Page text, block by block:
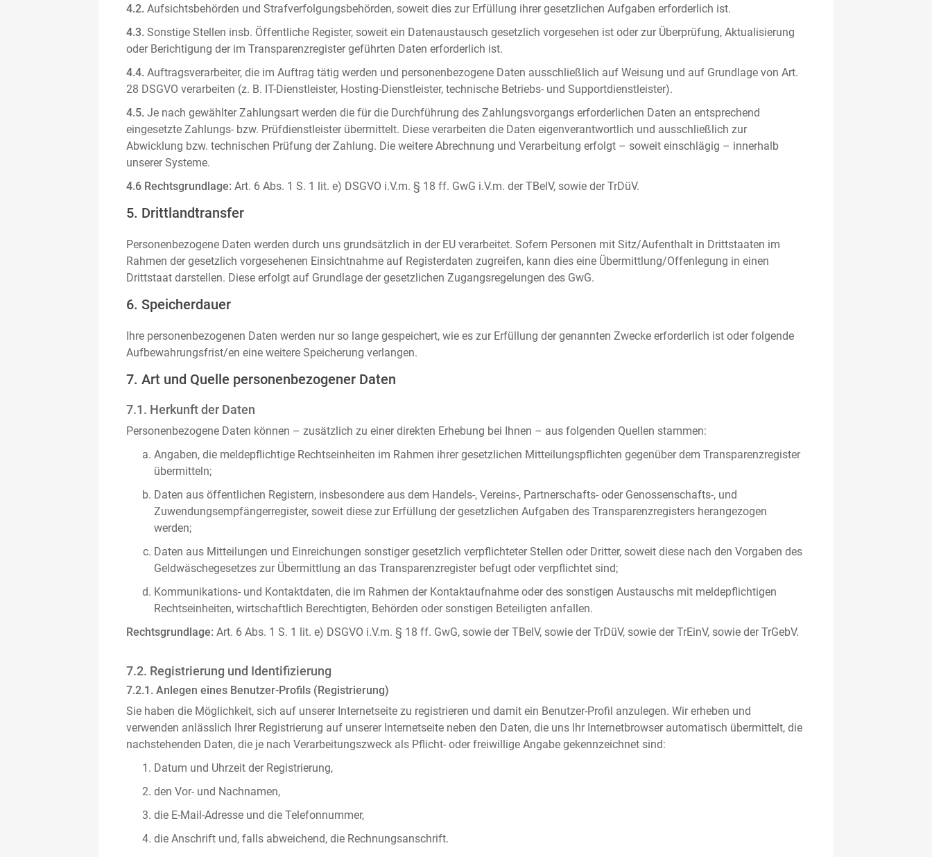
4.2. Aufsichtsbehörden und Strafverfolgungsbehörden, soweit dies zur Erfüllung ihrer gesetzlichen Aufgaben erforderlich ist.
4.3. Sonstige Stellen insb. Öffentliche Register, soweit ein Datenaustausch gesetzlich vorgesehen ist oder zur Überprüfung, Aktualisierung
oder Berichtigung der im Transparenzregister geführten Daten erforderlich ist.
4.4. Auftragsverarbeiter, die im Auftrag tätig werden und personenbezogene Daten ausschließlich auf Weisung und auf Grundlage von Art.
28 DSGVO verarbeiten (z. B. IT-Dienstleister, Hosting-Dienstleister, technische Betriebs- und Supportdienstleister).
4.5. Je nach gewählter Zahlungsart werden die für die Durchführung des Zahlungsvorgangs erforderlichen Daten an entsprechend
eingesetzte Zahlungs- bzw. Prüfdienstleister übermittelt. Diese verarbeiten die Daten eigenverantwortlich und ausschließlich zur
Abwicklung bzw. technischen Prüfung der Zahlung. Die weitere Abrechnung und Verarbeitung erfolgt – soweit einschlägig – innerhalb
unserer Systeme.
4.6 Rechtsgrundlage: Art. 6 Abs. 1 S. 1 lit. e) DSGVO i.V.m. § 18 ff. GwG i.V.m. der TBelV, sowie der TrDüV.
5. Drittlandtransfer
Personenbezogene Daten werden durch uns grundsätzlich in der EU verarbeitet. Sofern Personen mit Sitz/Aufenthalt in Drittstaaten im
Rahmen der gesetzlich vorgesehenen Einsichtnahme auf Registerdaten zugreifen, kann dies eine Übermittlung/Offenlegung in einen
Drittstaat darstellen. Diese erfolgt auf Grundlage der gesetzlichen Zugangsregelungen des GwG.
6. Speicherdauer
Ihre personenbezogenen Daten werden nur so lange gespeichert, wie es zur Erfüllung der genannten Zwecke erforderlich ist oder folgende
Aufbewahrungsfrist/en eine weitere Speicherung verlangen.
7. Art und Quelle personenbezogener Daten
7.1. Herkunft der Daten
Personenbezogene Daten können – zusätzlich zu einer direkten Erhebung bei Ihnen – aus folgenden Quellen stammen:
Angaben, die meldepflichtige Rechtseinheiten im Rahmen ihrer gesetzlichen Mitteilungspflichten gegenüber dem Transparenzregister
übermitteln;
Daten aus öffentlichen Registern, insbesondere aus dem Handels-, Vereins-, Partnerschafts- oder Genossenschafts-, und
Zuwendungsempfängerregister, soweit diese zur Erfüllung der gesetzlichen Aufgaben des Transparenzregisters herangezogen
werden;
Daten aus Mitteilungen und Einreichungen sonstiger gesetzlich verpflichteter Stellen oder Dritter, soweit diese nach den Vorgaben des
Geldwäschegesetzes zur Übermittlung an das Transparenzregister befugt oder verpflichtet sind;
Kommunikations- und Kontaktdaten, die im Rahmen der Kontaktaufnahme oder des sonstigen Austauschs mit meldepflichtigen
Rechtseinheiten, wirtschaftlich Berechtigten, Behörden oder sonstigen Beteiligten anfallen.
Rechtsgrundlage: Art. 6 Abs. 1 S. 1 lit. e) DSGVO i.V.m. § 18 ff. GwG, sowie der TBelV, sowie der TrDüV, sowie der TrEinV, sowie der TrGebV.
7.2. Registrierung und Identifizierung
7.2.1. Anlegen eines Benutzer-Profils (Registrierung)
Sie haben die Möglichkeit, sich auf unserer Internetseite zu registrieren und damit ein Benutzer-Profil anzulegen. Wir erheben und
verwenden anlässlich Ihrer Registrierung auf unserer Internetseite neben den Daten, die uns Ihr Internetbrowser automatisch übermittelt, die
nachstehenden Daten, die je nach Verarbeitungszweck als Pflicht- oder freiwillige Angabe gekennzeichnet sind:
Datum und Uhrzeit der Registrierung,
den Vor- und Nachnamen,
die E-Mail-Adresse und die Telefonnummer,
die Anschrift und, falls abweichend, die Rechnungsanschrift.